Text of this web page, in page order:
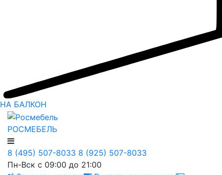
НА БАЛКОН
РОСМЕБЕЛЬ
8 (495) 507-8033 8 (925) 507-8033
Пн-Вск с 09:00 до 21:00